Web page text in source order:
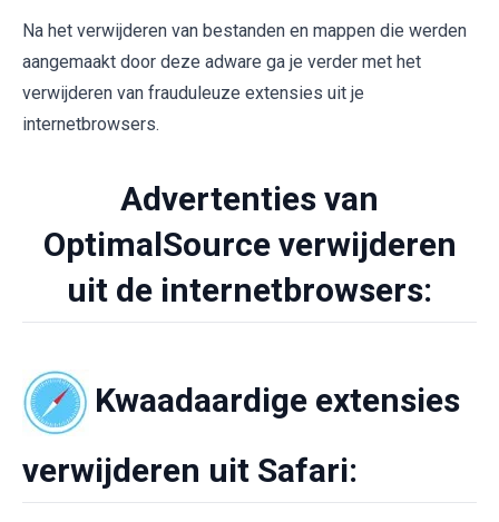
Na het verwijderen van bestanden en mappen die werden
aangemaakt door deze adware ga je verder met het
verwijderen van frauduleuze extensies uit je
internetbrowsers.
Advertenties van
OptimalSource verwijderen
uit de internetbrowsers:
Kwaadaardige extensies
verwijderen uit Safari: